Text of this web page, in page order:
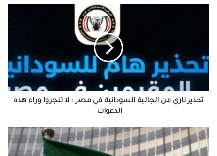
في
مصر
لا
تنجروا
الدعوات
تحذير ناري من الجالية السودانية في مصر : لا تنجروا وراء هذه
الدعوات
تطورات
خطيرة
جديدة